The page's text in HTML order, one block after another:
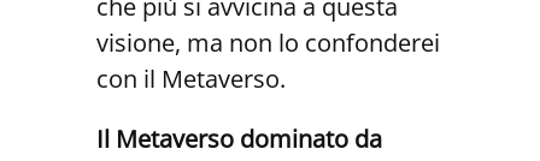
che più si avvicina a questa
visione, ma non lo confonderei
con il Metaverso.
Il Metaverso dominato da